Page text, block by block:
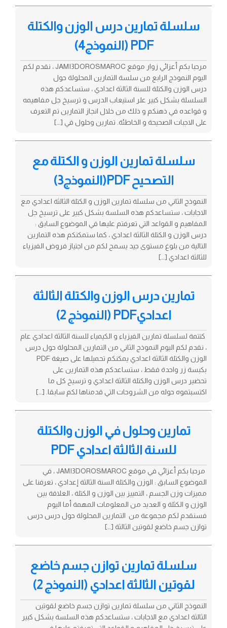
سلسلة تمارين درس الوزن والكتلة
PDF (النموذج4)
مرحبا بكم أعزائي زوار موقع JAMI3DOROSMAROC ، نقدم لكم
اليوم النموذج الرابع من سلسة التمارين المحلولة حول
درس الوزن والكتلة للسنة الثالثة اعدادي ، ستساعدكم هذه
السلسلة بشكل كبير علر استيعاب الدرس و ترسيخ جل مفاهيمه
و قواعده في ذهنكم و ذلك من خلال انجاز التمارين تم التعرف
على الاجبات الصحيحة و الخاطئة. تمارين وحلول في […]
سلسلة تمارين الوزن و الكتلة مع
التصحيح PDF(النموذج3)
النموذج الثاني من سلسلة تمارين الوزن و الكتلة الثالثة اعدادي مع
الاجابات ، ستساعدكم هذه السلسة بشكل كبير على ترسيخ جل
المفاهيم و القواعد التي تعرفتم عليها في الموضوع السابق :
درس الوزن و الكتلة الثالثة اعدادي ، كما ستمكنكم هذه التمارين
التالية من بلوغ مستوى جيد يسمح لكم من اجتياز فروض الفيزياء
للثالثة اعدادي […]
تمارين درس الوزن والكتلة الثالثة
اعداديPDF (النموذج 2)
كتتمة لسلسلة تمارين الفيزياء و الكيمياء للسنة الثالثة اعدادي عام
، نقدم لكم اليوم النموذج الثاني من التمارين المحلولة حول درس
الوزن والكتلة الثالثة اعدادي يمكنكم تحميلها على صيغة PDF
بكبسة زر واحدة فقط ، ستساعدكم هذه التمارين على
تحضير درس الوزن والكتلة الثالثة اعدادي و ترسيخ كل ما
اكتسبتموه حوله من الشروحات التي قدمناها لكم سابقا. […]
تمارين وحلول في الوزن والكتلة
للسنة الثالثة اعدادي PDF
مرحبا بكم أعزائي في موقع JAMI3DOROSMAROC ، في
الموضوع السابق : الوزن والكتلة السنة الثالثة إعدادي ، تعرفنا على
مميزات وزن الجسم ، التمييز بين الوزن و الكتلة ، العلاقة بين
الوزن و الكثلة و العديد من المعلومات المهمة أما اليوم
فسنقدم لكم مجموعة من التمارين المحلولة حول درس درس
توازن جسم خاضع لقوتين الثالثة […]
سلسلة تمارين توازن جسم خاضع
لقوتين الثالثة اعدادي (النموذج 2)
النموذج الثاني من سلسلة تمارين توازن جسم خاضع لقوتين
الثالثة اعدادي مع الاجابات ، ستساعدكم هذه السلسة بشكل كبير